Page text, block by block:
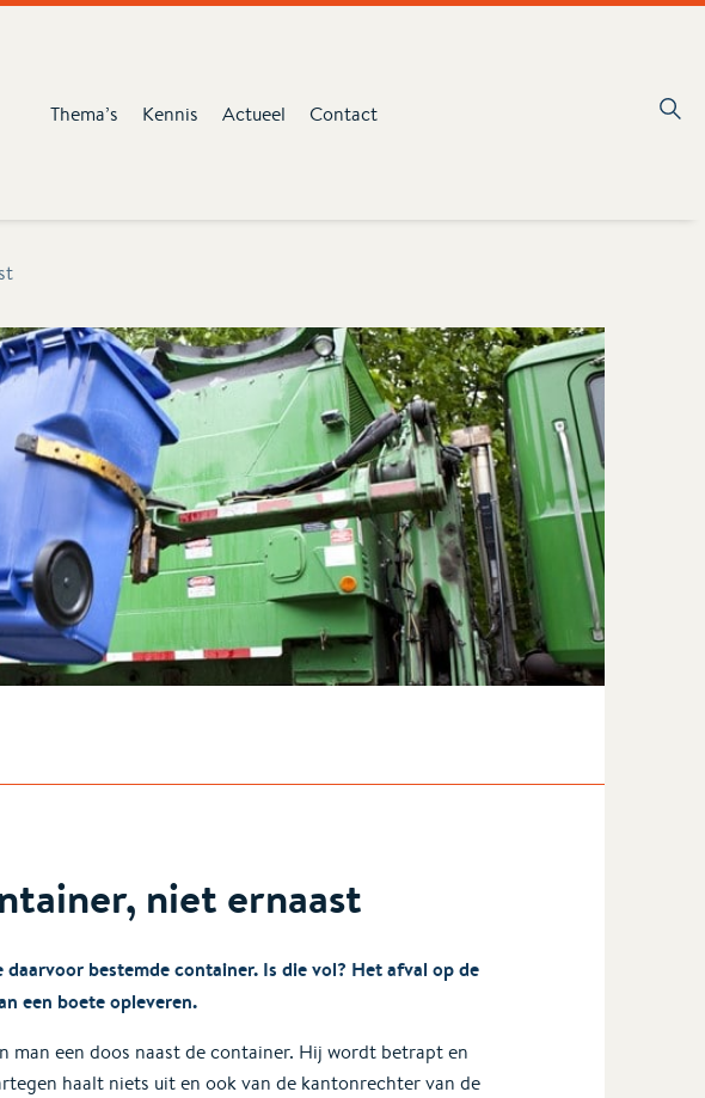
Thema’s Kennis Actueel Contact
niet ernaast
bestemde container. Is die vol? Het afval op de
een boete opleveren.
man een doos naast de container. Hij wordt betrapt en
haalt niets uit en ook van de kantonrechter van de